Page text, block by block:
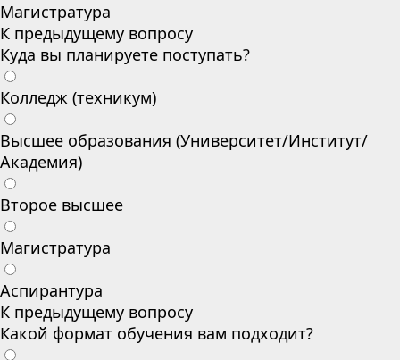
Магистратура
К предыдущему вопросу
Куда вы планируете поступать?
Колледж (техникум)
Высшее образования (Университет/Институт/
Академия)
Второе высшее
Магистратура
Аспирантура
К предыдущему вопросу
Какой формат обучения вам подходит?